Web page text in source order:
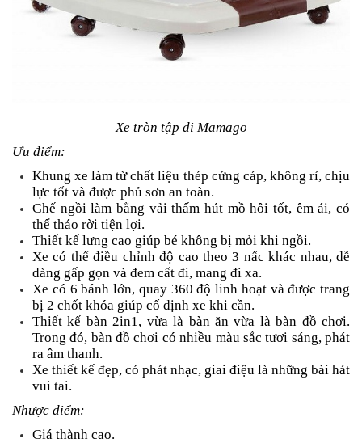
Xe tròn tập đi Mamago
Ưu điểm:
Khung xe làm từ chất liệu thép cứng cáp, không rỉ, chịu
lực tốt và được phủ sơn an toàn.
Ghế ngồi làm bằng vải thấm hút mồ hôi tốt, êm ái, có
thể tháo rời tiện lợi.
Thiết kế lưng cao giúp bé không bị mỏi khi ngồi.
Xe có thể điều chỉnh độ cao theo 3 nấc khác nhau, dễ
dàng gấp gọn và đem cất đi, mang đi xa.
Xe có 6 bánh lớn, quay 360 độ linh hoạt và được trang
bị 2 chốt khóa giúp cố định xe khi cần.
Thiết kế bàn 2in1, vừa là bàn ăn vừa là bàn đồ chơi.
Trong đó, bàn đồ chơi có nhiều màu sắc tươi sáng, phát
ra âm thanh.
Xe thiết kế đẹp, có phát nhạc, giai điệu là những bài hát
vui tai.
Nhược điểm:
Giá thành cao.